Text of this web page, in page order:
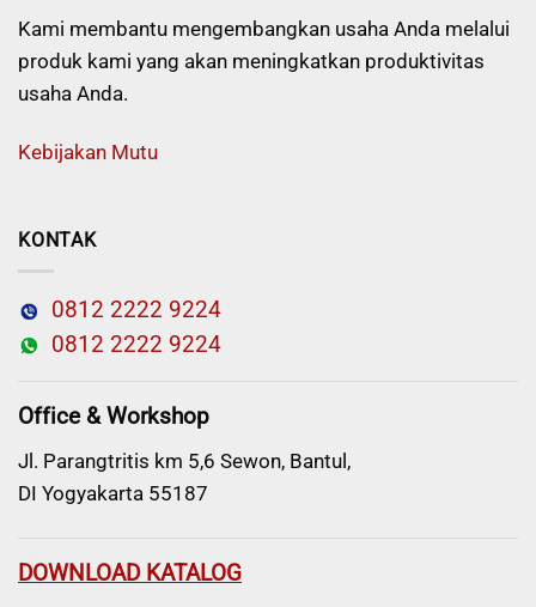
Kami membantu mengembangkan usaha Anda melalui
produk kami yang akan meningkatkan produktivitas
usaha Anda.
Kebijakan Mutu
KONTAK
0812 2222 9224
0812 2222 9224
Office & Workshop
Jl. Parangtritis km 5,6 Sewon, Bantul,
DI Yogyakarta 55187
DOWNLOAD KATALOG